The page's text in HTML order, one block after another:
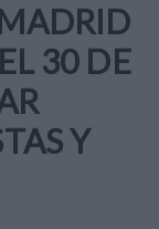
30 DE
Y